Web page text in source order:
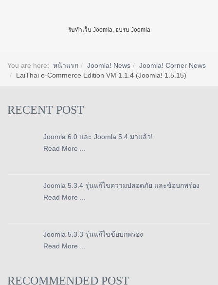
รับทำเว็บ Joomla, อบรบ Joomla
You are here: หน้าแรก Joomla! News
Joomla! Corner News
LaiThai e-Commerce Edition VM 1.1.4 (Joomla! 1.5.15)
RECENT POST
Joomla 6.0 และ Joomla 5.4 มาแล้ว!
Read More ...
Joomla 5.3.4 รุ่นแก้ไขความปลอดภัย และข้อบกพร่อง
Read More ...
Joomla 5.3.3 รุ่นแก้ไขข้อบกพร่อง
Read More ...
RECOMMENDED POST